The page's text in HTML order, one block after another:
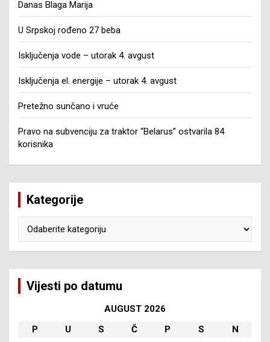
Danas Blaga Marija
U Srpskoj rođeno 27 beba
Isključenja vode – utorak 4. avgust
Isključenja el. energije – utorak 4. avgust
Pretežno sunčano i vruće
Pravo na subvenciju za traktor “Belarus” ostvarila 84
korisnika
Kategorije
Vijesti po datumu
AUGUST 2026
P
U S Č P S
N